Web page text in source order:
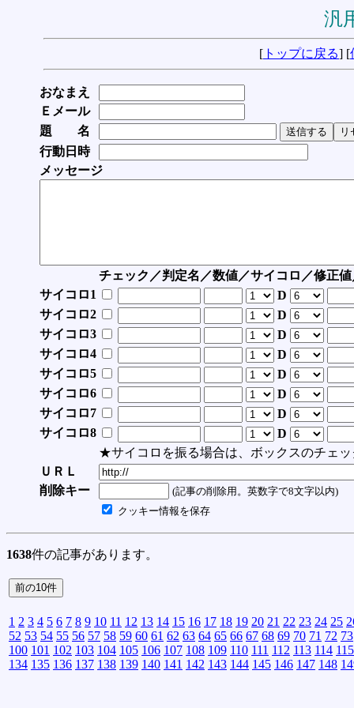
汎
[ トップに戻る] [
おなまえ
Ｅメール
題 名
行動日時
メッセージ
チェック／判定名／数値／サイコロ／修正
サイコロ1
D
サイコロ2
D
サイコロ3
D
サイコロ4
D
サイコロ5
D
サイコロ6
D
サイコロ7
D
サイコロ8
D
★サイコロを振る場合は、ボックスのチェッ
ＵＲＬ
削除キー
(記事の削除用。英数字で8文字以内)
クッキー情報を保存
1638件の記事があります。
1 2 3 4 5 6 7 8 9 10 11 12 13 14 15 16 17 18 19 20 21 22 23 24 25
52 53 54 55 56 57 58 59 60 61 62 63 64 65 66 67 68 69 70 71 72 73
100 101 102 103 104 105 106 107 108 109 110 111 112 113 114 115
134 135 136 137 138 139 140 141 142 143 144 145 146 147 148